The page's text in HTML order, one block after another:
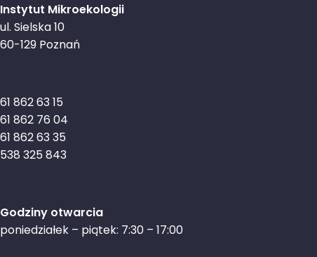
Instytut Mikroekologii
ul. Sielska 10
60-129 Poznań
61 862 63 15
61 862 76 04
61 862 63 35
538 325 843
Godziny otwarcia
poniedziałek – piątek: 7:30 – 17:00